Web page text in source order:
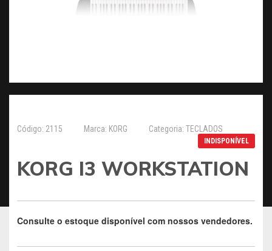
Código: 2115 Marca: KORG Categoria: TECLADOS
INDISPONÍVEL
KORG I3 WORKSTATION
Consulte o estoque disponível com nossos vendedores.